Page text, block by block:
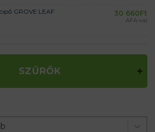
GROVE LEAF 30 660Ft
ÁFA-val
SZŰRŐK